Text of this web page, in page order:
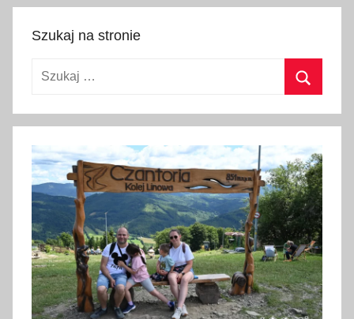
9
m
2
2
6
Szukaj na stronie
Szukaj: